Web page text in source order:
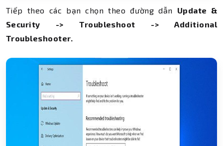
Tiếp theo các bạn chọn theo đường dẫn Update &
Security -> Troubleshoot -> Additional
Troubleshooter.